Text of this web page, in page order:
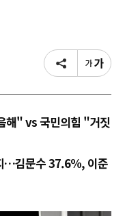
" vs 국민의힘 "거짓
…김문수 37.6%, 이준